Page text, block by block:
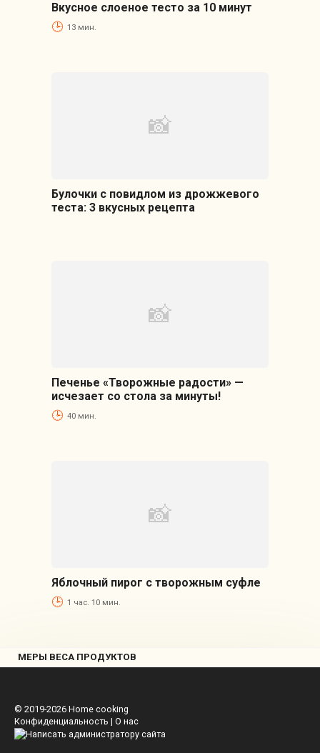
Вкусное слоеное тесто за 10 минут
13 мин.
Булочки с повидлом из дрожжевого
теста: 3 вкусных рецепта
Печенье «Творожные радости» —
исчезает со стола за минуты!
40 мин.
Яблочный пирог с творожным суфле
1 час. 10 мин.
МЕРЫ ВЕСА ПРОДУКТОВ
© 2019-2026 Home cooking
Конфиденциальность | О нас